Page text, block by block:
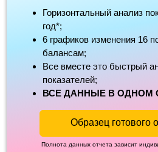
Горизонтальный анализ
год*;
6 графиков изменения 16
балансам;
Все вместе это быстрый
показателей;
ВСЕ ДАННЫЕ В ОДНОМ
Образец готового
Полнота данных отчета зависит